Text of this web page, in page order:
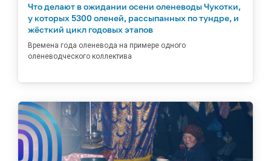
Что делают в ожидании осени оленеводы Чукотки,
у которых 5300 оленей, рассыпанных по тундре, и
жёсткий цикл годовых этапов
Времена года оленевода на примере одного
оленеводческого коллектива